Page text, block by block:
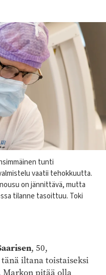
tunti
vaatii tehokkuutta.
on jännittävä, mutta
tilanne tasoittuu. Toki
, 50,
iltana toistaiseksi
Markon pitää olla